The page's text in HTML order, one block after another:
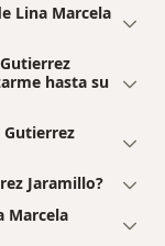
Lina Marcela
hasta su
Gutierrez
Jaramillo?
Marcela